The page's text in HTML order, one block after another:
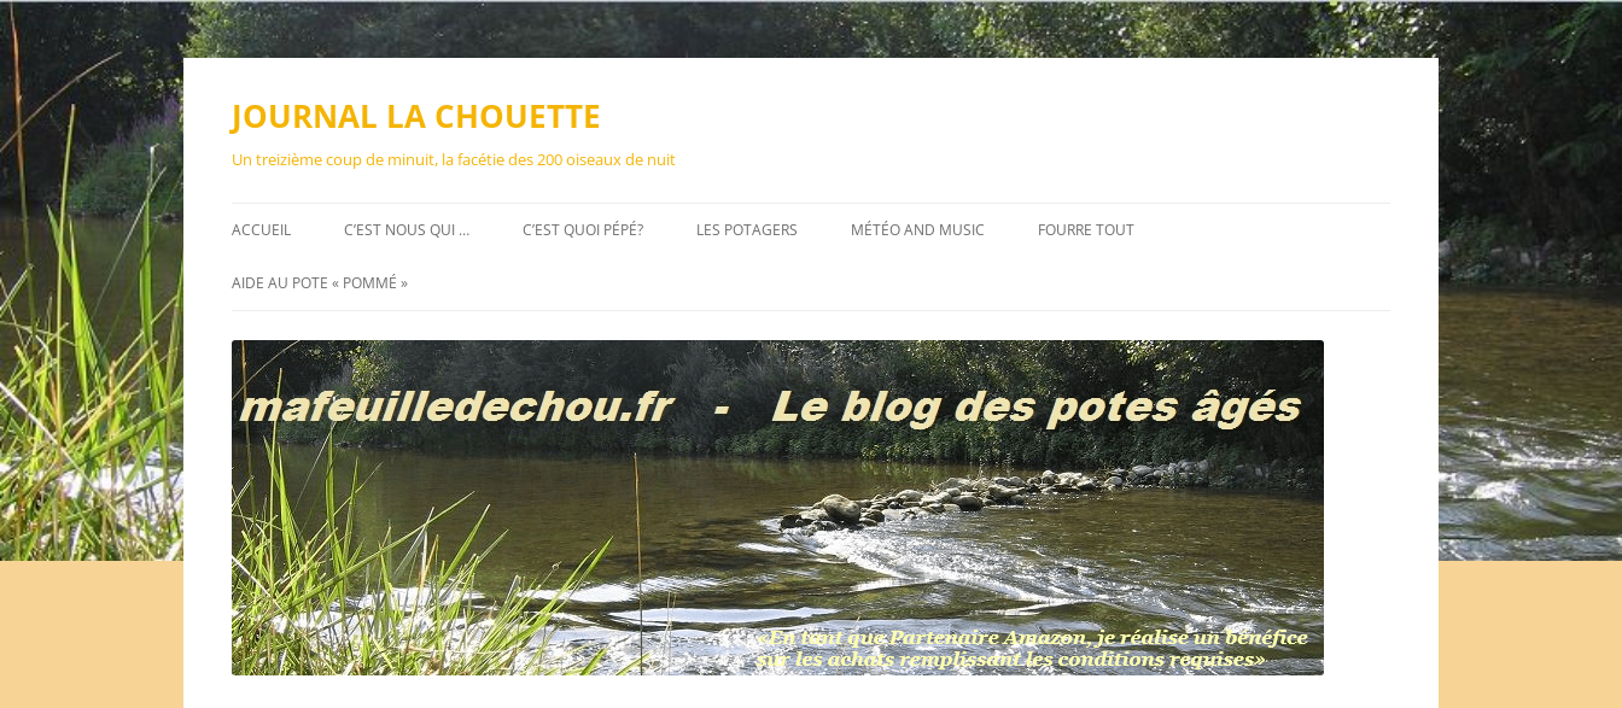
Aller
JOURNAL LA CHOUETTE
Un treizième coup de minuit, la facétie des 200 oiseaux de nuit
ACCUEIL C’EST NOUS QUI … C’EST QUOI PÉPÉ? LES POTAGERS MÉTÉO AND MUSIC FOURRE TOUT
AIDE AU POTE « POMMÉ »